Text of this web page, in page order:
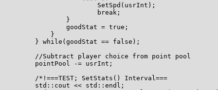
                        SetSpd(usrInt);
                        break;
                }
                goodStat = true;
            }
        } while(goodStat == false);
        //Subtract player choice from point pool
        pointPool -= usrInt;
        /*!===TEST; SetStats() Interval===
        std::cout << std::endl;